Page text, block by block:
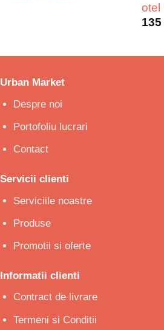
otel
135
Urban Market
Despre noi
Portofoliu lucrari
Contact
Servicii clienti
Serviciile noastre
Produse
Promotii si oferte
Informatii clienti
Contract de livrare
Termeni si Conditii